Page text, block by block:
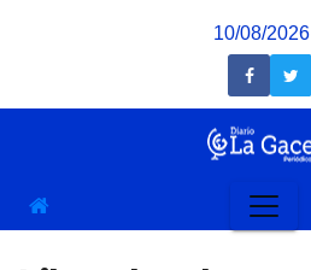
10/08/2026